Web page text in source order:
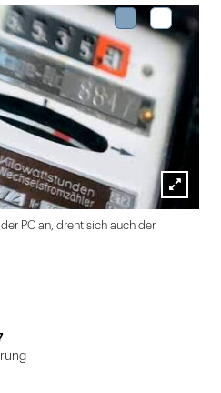
Lightbox
PC an, dreht sich auch der